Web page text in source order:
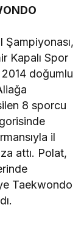
Şampiyonası,
Kapalı Spor
doğumlu
8 sporcu
il
attı. Polat,
Taekwondo